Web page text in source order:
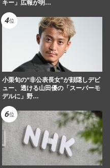
キー」広報が明…
小栗旬の“非公表長女”が顔隠しデビ
ュー、透ける山田優の「スーパーモ
デルに」野…